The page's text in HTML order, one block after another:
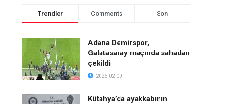
Trendler Comments Son
Adana Demirspor,
Galatasaray maçında sahadan
çekildi
2025-02-09
Kütahya’da ayakkabının